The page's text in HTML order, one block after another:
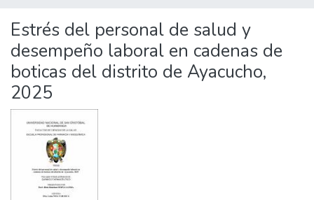
Statistics
Estrés del personal de salud y
desempeño laboral en cadenas de
boticas del distrito de Ayacucho,
2025